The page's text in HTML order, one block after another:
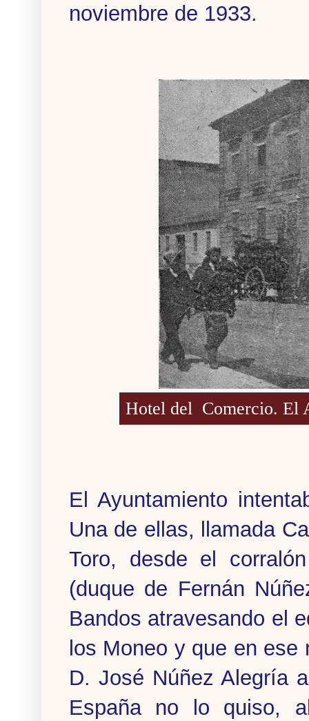
noviembre de 1933.
Hotel del Comercio. El
El Ayuntamiento
Una de ellas, llamada
Toro, desde el
(duque de Fernán
Bandos atravesando el
los Moneo y que en
D. José Núñez Alegría
España no lo quiso,